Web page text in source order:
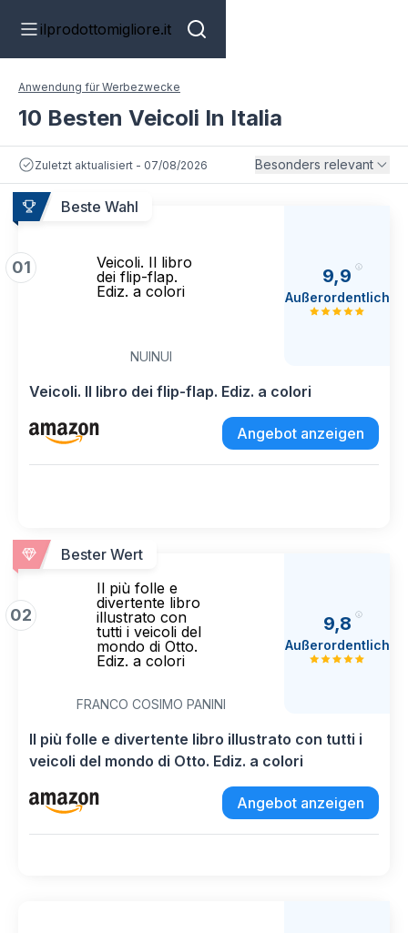
ilprodottomigliore.it
Anwendung für Werbezwecke
10 Besten Veicoli In Italia
Zuletzt aktualisiert - 07/08/2026 Besonders relevant
Beste Wahl
01
Veicoli. Il libro
dei flip-flap.
Ediz. a colori
NUINUI
9,9
Außerordentlich
Veicoli. Il libro dei flip-flap. Ediz. a colori
Angebot anzeigen
Bester Wert
02
Il più folle e
divertente libro
illustrato con
tutti i veicoli del
mondo di Otto.
Ediz. a colori
FRANCO COSIMO PANINI
9,8
Außerordentlich
Il più folle e divertente libro illustrato con tutti i
veicoli del mondo di Otto. Ediz. a colori
Angebot anzeigen